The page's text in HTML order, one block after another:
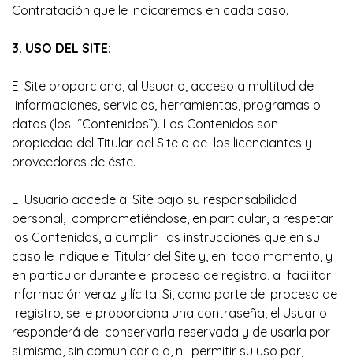
Contratación que le indicaremos en cada caso.
3. USO DEL SITE:
El Site proporciona, al Usuario, acceso a multitud de
informaciones, servicios, herramientas, programas o
datos (los “Contenidos”). Los Contenidos son
propiedad del Titular del Site o de los licenciantes y
proveedores de éste.
El Usuario accede al Site bajo su responsabilidad
personal, comprometiéndose, en particular, a respetar
los Contenidos, a cumplir las instrucciones que en su
caso le indique el Titular del Site y, en todo momento, y
en particular durante el proceso de registro, a facilitar
información veraz y lícita. Si, como parte del proceso de
registro, se le proporciona una contraseña, el Usuario
responderá de conservarla reservada y de usarla por
sí mismo, sin comunicarla a, ni permitir su uso por,